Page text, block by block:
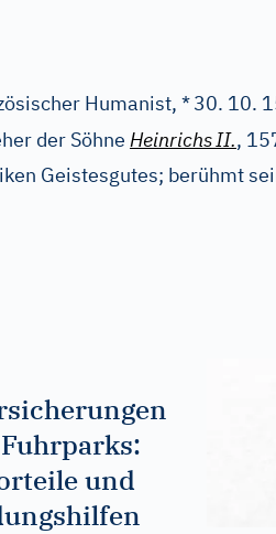
Humanist, *30. 10.
der Söhne HeinrichsII.,
Geistesgutes; berühmt
und